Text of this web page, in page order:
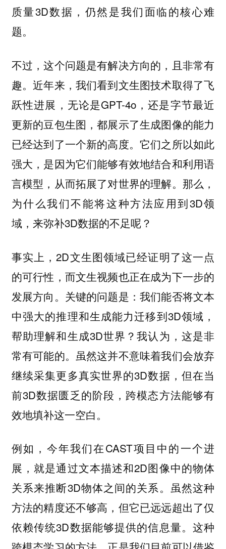
质量3D数据，仍然是我们面临的核心难
题。
不过，这个问题是有解决方向的，且非常有
趣。近年来，我们看到文生图技术取得了飞
跃性进展，无论是GPT-4o，还是字节最近
更新的豆包生图，都展示了生成图像的能力
已经达到了一个新的高度。它们之所以如此
强大，是因为它们能够有效地结合和利用语
言模型，从而拓展了对世界的理解。那么，
为什么我们不能将这种方法应用到3D领
域，来弥补3D数据的不足呢？
事实上，2D文生图领域已经证明了这一点
的可行性，而文生视频也正在成为下一步的
发展方向。关键的问题是：我们能否将文本
中强大的推理和生成能力迁移到3D领域，
帮助理解和生成3D世界？我认为，这是非
常有可能的。虽然这并不意味着我们会放弃
继续采集更多真实世界的3D数据，但在当
前3D数据匮乏的阶段，跨模态方法能够有
效地填补这一空白。
例如，今年我们在CAST项目中的一个进
展，就是通过文本描述和2D图像中的物体
关系来推断3D物体之间的关系。虽然这种
方法的精度还不够高，但它已远远超出了仅
依赖传统3D数据能够提供的信息量。这种